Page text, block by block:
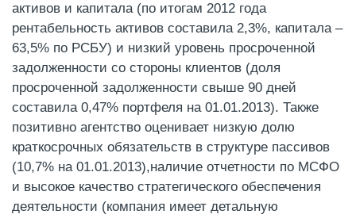
активов и капитала (по итогам 2012 года
рентабельность активов составила 2,3%, капитала –
63,5% по РСБУ) и низкий уровень просроченной
задолженности со стороны клиентов (доля
просроченной задолженности свыше 90 дней
составила 0,47% портфеля на 01.01.2013). Также
позитивно агентство оценивает низкую долю
краткосрочных обязательств в структуре пассивов
(10,7% на 01.01.2013),наличие отчетности по МСФО
и высокое качество стратегического обеспечения
деятельности (компания имеет детальную